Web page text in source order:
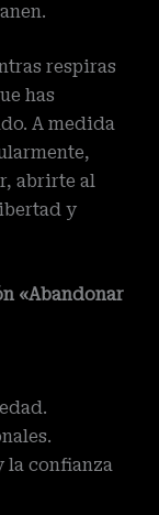
respiras
has
A medida
abrirte al
y
«Abandonar
la confianza